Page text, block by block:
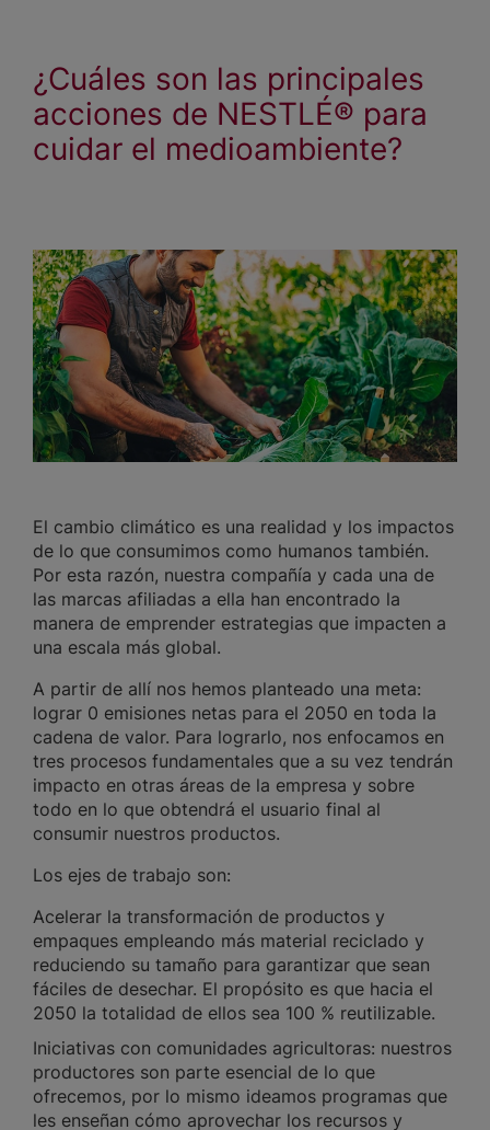
¿Cuáles son las principales
acciones de NESTLÉ® para
cuidar el medioambiente?
El cambio climático es una realidad y los impactos
de lo que consumimos como humanos también.
Por esta razón, nuestra compañía y cada una de
las marcas afiliadas a ella han encontrado la
manera de emprender estrategias que impacten a
una escala más global.
A partir de allí nos hemos planteado una meta:
lograr 0 emisiones netas para el 2050 en toda la
cadena de valor. Para lograrlo, nos enfocamos en
tres procesos fundamentales que a su vez tendrán
impacto en otras áreas de la empresa y sobre
todo en lo que obtendrá el usuario final al
consumir nuestros productos.
Los ejes de trabajo son:
Acelerar la transformación de productos y
empaques empleando más material reciclado y
reduciendo su tamaño para garantizar que sean
fáciles de desechar. El propósito es que hacia el
2050 la totalidad de ellos sea 100 % reutilizable.
Iniciativas con comunidades agricultoras: nuestros
productores son parte esencial de lo que
ofrecemos, por lo mismo ideamos programas que
les enseñan cómo aprovechar los recursos y